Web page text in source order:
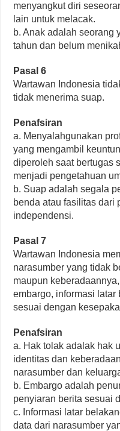
menyangkut diri
lain untuk melacak.
b. Anak adalah seorang
tahun dan belum
Pasal 6
Wartawan Indonesia
tidak menerima suap.
Penafsiran
a. Menyalahgunakan
yang mengambil
diperoleh saat bertugas
menjadi pengetahuan
b. Suap adalah segala
benda atau fasilitas dari
independensi.
Pasal 7
Wartawan Indonesia
narasumber yang tidak
maupun
embargo, informasi latar
sesuai dengan
Penafsiran
a. Hak tolak adalak hak
identitas dan
narasumber dan
b. Embargo adalah
penyiaran berita sesuai
c. Informasi latar
data dari narasumber